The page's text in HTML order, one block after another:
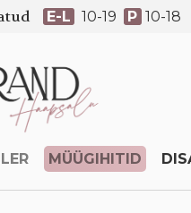
E-L 10-19 P 10-18
MÜÜGIHITID